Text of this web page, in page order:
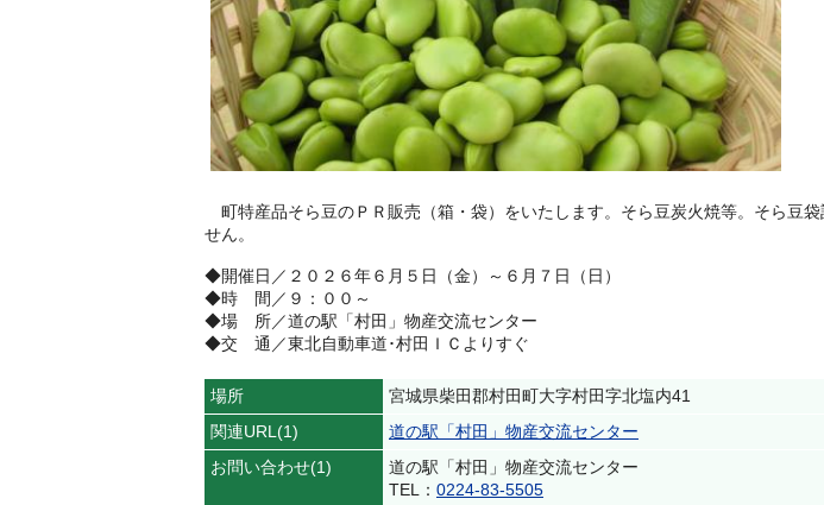
町特産品そら豆のＰＲ販売（箱・袋）をいたします。そら豆炭火焼等。そら豆
せん。
◆開催日／２０２６年６月５日（金）～６月７日（日）
◆時 間／９：００～
◆場 所／道の駅「村田」物産交流センター
◆交 通／東北自動車道･村田ＩＣよりすぐ
場所
宮城県柴田郡村田町大字村田字北塩内41
関連URL(1)
道の駅「村田」物産交流センター
お問い合わせ(1)
道の駅「村田」物産交流センター
TEL： 0224-83-5505